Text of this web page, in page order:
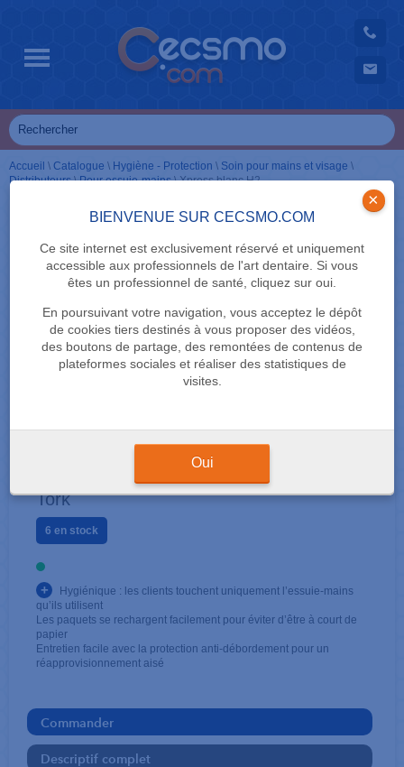
BIENVENUE SUR CECSMO.COM
Ce site internet est exclusivement réservé et uniquement
accessible aux professionnels de l'art dentaire. Si vous
êtes un professionnel de santé, cliquez sur oui.
En poursuivant votre navigation, vous acceptez le dépôt
de cookies tiers destinés à vous proposer des vidéos,
des boutons de partage, des remontées de contenus de
plateformes sociales et réaliser des statistiques de
visites.
×
Oui
Accueil \ Catalogue \ Hygiène - Protection \ Soin pour mains et visage \
Distributeurs\Pour essuie-mains\Xpress blanc H2
Xpress blanc H2
Tork
6 en stock
+
Hygiénique : les clients touchent uniquement l’essuie-mains
qu’ils utilisent
Les paquets se rechargent facilement pour éviter d’être à court de
papier
Entretien facile avec la protection anti-débordement pour un
réapprovisionnement aisé
Commander
Descriptif complet